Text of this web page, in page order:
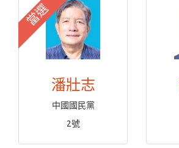
當選
潘壯志
中國國民黨
2號